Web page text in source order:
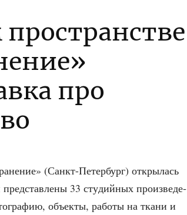
про
(Санкт-Петер­бург) откры­лась
33 сту­дий­ных про­из­ве­де­
объ­ек­ты, рабо­ты на тка­ни и